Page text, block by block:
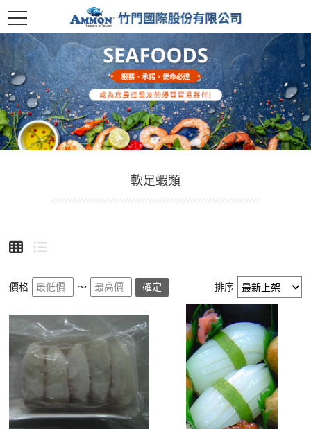
軟足蝦類
價格 ～ 確定 排序